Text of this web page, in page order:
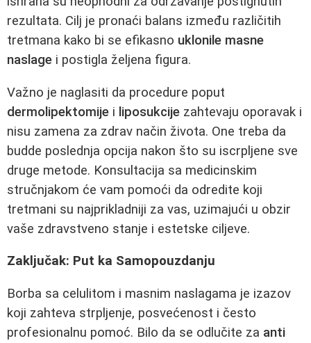
rezultata. Cilj je pronaći balans između različitih
tretmana kako bi se efikasno uklonile masne
naslage i postigla željena figura.
Važno je naglasiti da procedure poput
dermolipektomije i liposukcije zahtevaju oporavak i
nisu zamena za zdrav način života. One treba da
budde poslednja opcija nakon što su iscrpljene sve
druge metode. Konsultacija sa medicinskim
stručnjakom će vam pomoći da odredite koji
tretmani su najprikladniji za vas, uzimajući u obzir
vaše zdravstveno stanje i estetske ciljeve.
Zaključak: Put ka Samopouzdanju
Borba sa celulitom i masnim naslagama je izazov
koji zahteva strpljenje, posvećenost i često
profesionalnu pomoć. Bilo da se odlučite za anti